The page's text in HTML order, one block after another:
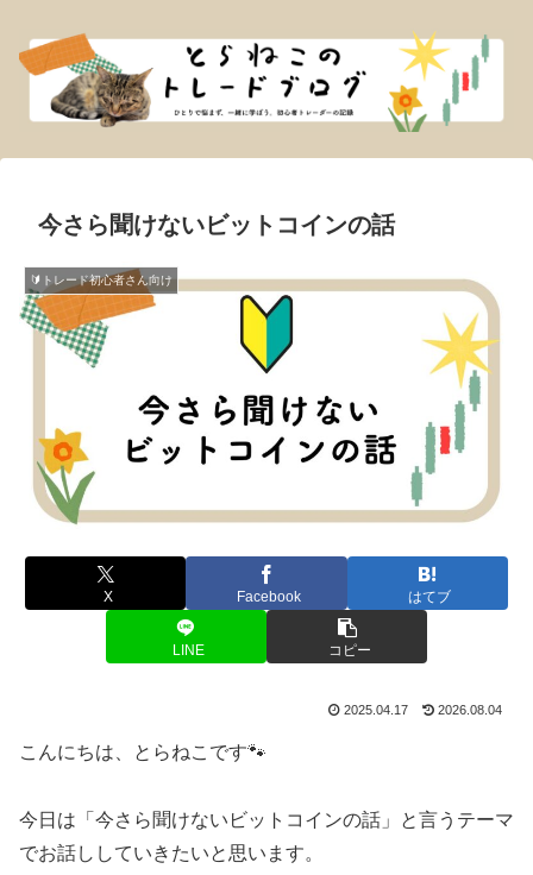
今さら聞けないビットコインの話
🔰トレード初心者さん向け
X Facebook はてブ
LINE コピー
2025.04.17 2026.08.04
こんにちは、とらねこです🐾
今日は「今さら聞けないビットコインの話」と言うテーマ
でお話ししていきたいと思います。